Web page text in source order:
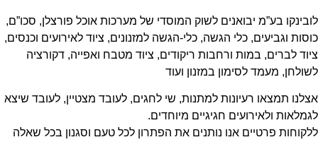
לובינקו בע”מ יבואנים לשוק המוסדי של מערכות אוכל פורצלן, סכו”ם,
כוסות וגביעים, כלי הגשה, כלי-הגשה למזנונים, ציוד לאירועים וכנסים,
ציוד לברים, במות ורחבות ריקודים, ציוד מטבח ואפייה, דקורציה
לשולחן, מעמד לסימון במזנון ועוד
אצלנו תמצאו רעיונות למתנות, שי לחגים, לעובד מצטיין, לעובד שיצא
לגמלאות ולאירועים חגיגיים מיוחדים.
ללקוחות פרטיים אנו נותנים את הפתרון לכל טעם וסגנון בכל שאלה